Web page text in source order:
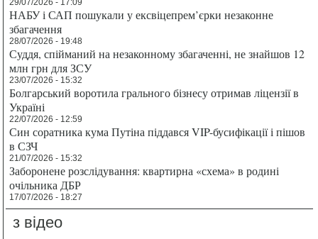
НАБУ і САП пошукали у ексвіцепрем’єрки незаконне
збагачення
28/07/2026 - 19:48
Суддя, спійманий на незаконному збагаченні, не знайшов 12
млн грн для ЗСУ
23/07/2026 - 15:32
Болгарський воротила грального бізнесу отримав ліцензії в
Україні
22/07/2026 - 12:59
Син соратника кума Путіна піддався VIP-бусифікації і пішов
в СЗЧ
21/07/2026 - 15:32
Заборонене розслідування: квартирна «схема» в родині
очільника ДБР
17/07/2026 - 18:27
з відео